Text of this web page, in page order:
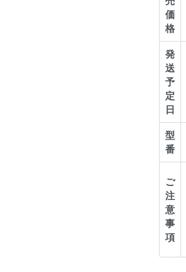
価
格
発
送
予
定
日
型
番
ご
注
意
事
項